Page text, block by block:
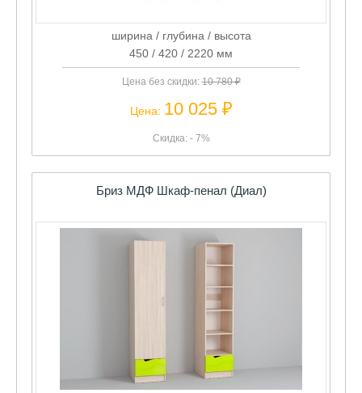
ширина / глубина / высота
450 / 420 / 2220 мм
Цена без скидки:10 780 ₽
Цена: 10 025 ₽
Скидка: - 7%
Бриз МДФ Шкаф-пенал (Диал)